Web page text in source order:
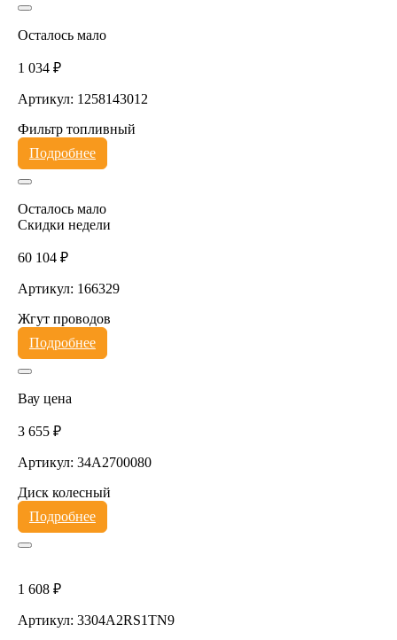
Осталось мало
1 034 ₽
Артикул: 1258143012
Фильтр топливный
Подробнее
Осталось мало
Скидки недели
60 104 ₽
Артикул: 166329
Жгут проводов
Подробнее
Вау цена
3 655 ₽
Артикул: 34A2700080
Диск колесный
Подробнее
1 608 ₽
Артикул: 3304A2RS1TN9